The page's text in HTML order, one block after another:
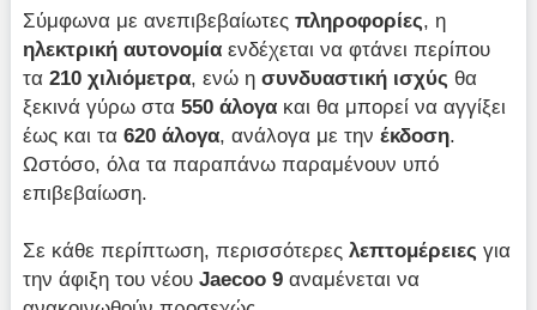
Σύμφωνα με ανεπιβεβαίωτεςπληροφορίες, η
ηλεκτρική αυτονομία ενδέχεται να φτάνει περίπου
τα210 χιλιόμετρα, ενώ ησυνδυαστική ισχύς θα
ξεκινά γύρω στα550 άλογα και θα μπορεί να αγγίξει
έως και τα620 άλογα, ανάλογα με τηνέκδοση.
Ωστόσο, όλα τα παραπάνω παραμένουν υπό
επιβεβαίωση.
Σε κάθε περίπτωση, περισσότερεςλεπτομέρειες για
την άφιξη του νέουJaecoo 9 αναμένεται να